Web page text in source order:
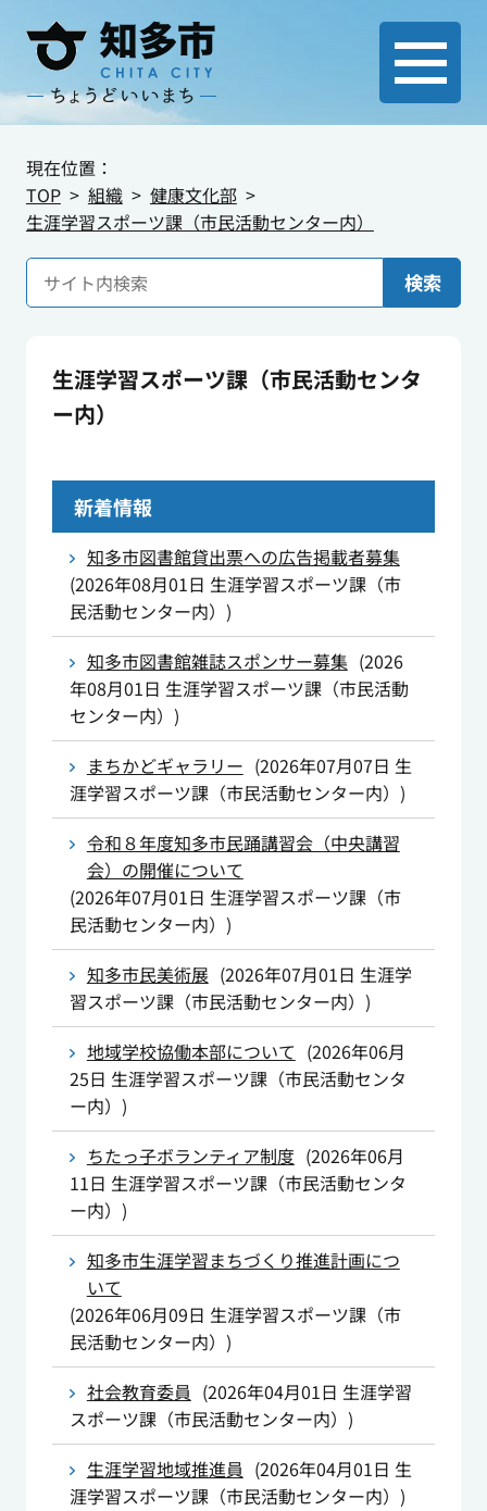
現在位置：
TOP
組織
健康文化部
生涯学習スポーツ課（市民活動センター内）
検索
生涯学習スポーツ課（市民活動センタ
ー内）
新着情報
知多市図書館貸出票への広告掲載者募集
(2026年08月01日 生涯学習スポーツ課（市
民活動センター内） )
知多市図書館雑誌スポンサー募集 (2026
年08月01日 生涯学習スポーツ課（市民活動
センター内） )
まちかどギャラリー (2026年07月07日 生
涯学習スポーツ課（市民活動センター内） )
令和８年度知多市民踊講習会（中央講習
会）の開催について
(2026年07月01日 生涯学習スポーツ課（市
民活動センター内） )
知多市民美術展 (2026年07月01日 生涯学
習スポーツ課（市民活動センター内） )
地域学校協働本部について (2026年06月
25日 生涯学習スポーツ課（市民活動センタ
ー内） )
ちたっ子ボランティア制度 (2026年06月
11日 生涯学習スポーツ課（市民活動センタ
ー内） )
知多市生涯学習まちづくり推進計画につ
いて
(2026年06月09日 生涯学習スポーツ課（市
民活動センター内） )
社会教育委員 (2026年04月01日 生涯学習
スポーツ課（市民活動センター内） )
生涯学習地域推進員 (2026年04月01日 生
涯学習スポーツ課（市民活動センター内） )